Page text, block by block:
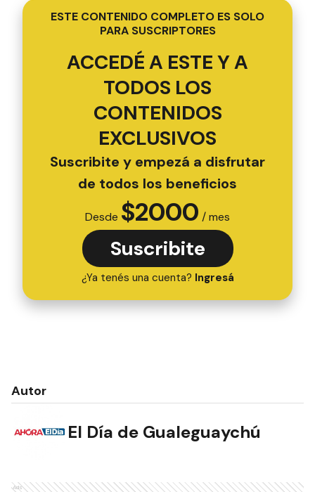
ESTE CONTENIDO COMPLETO ES SOLO
PARA SUSCRIPTORES
ACCEDÉ A ESTE Y A
TODOS LOS
CONTENIDOS
EXCLUSIVOS
Suscribite y empezá a disfrutar
de todos los beneficios
Desde $2000 / mes
Suscribite
¿Ya tenés una cuenta? Ingresá
Autor
El Día de Gualeguaychú
Ads